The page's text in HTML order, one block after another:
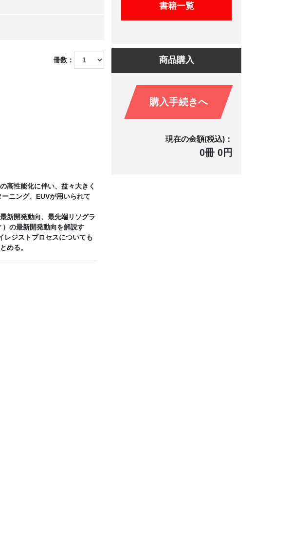
冊数：
高性能化に伴い、益々大きく
ニング、EUVが用いられて
新開発動向、最先端リソグラ
の最新開発動向を解説す
レジストプロセスについても
める。
書籍一覧
商品購入
購入手続きへ
現在の金額(税込)：
0冊 0円